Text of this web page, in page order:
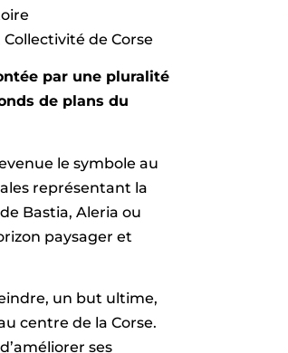
de Corse
par une pluralité
de plans du
le symbole au
représentant la
Bastia, Aleria ou
paysager et
un but ultime,
centre de la Corse.
ses